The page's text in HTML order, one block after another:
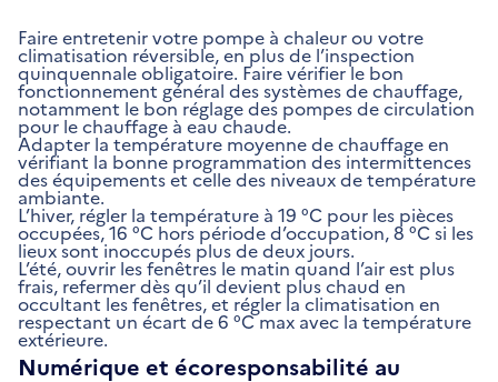
Faire entretenir votre pompe à chaleur ou votre
climatisation réversible, en plus de l’inspection
quinquennale obligatoire. Faire vérifier le bon
fonctionnement général des systèmes de chauffage,
notamment le bon réglage des pompes de circulation
pour le chauffage à eau chaude.
Adapter la température moyenne de chauffage en
vérifiant la bonne programmation des intermittences
des équipements et celle des niveaux de température
ambiante.
L’hiver, régler la température à 19 °C pour les pièces
occupées, 16 °C hors période d’occupation, 8 °C si les
lieux sont inoccupés plus de deux jours.
L’été, ouvrir les fenêtres le matin quand l’air est plus
frais, refermer dès qu’il devient plus chaud en
occultant les fenêtres, et régler la climatisation en
respectant un écart de 6 °C max avec la température
extérieure.
Numérique et écoresponsabilité au